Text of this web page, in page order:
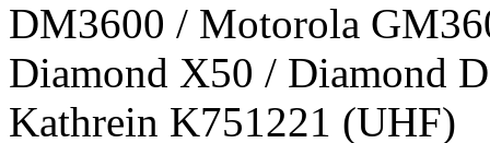
DM3600 / Motorola
Diamond X50 / Diamond
Kathrein K751221 (UHF)